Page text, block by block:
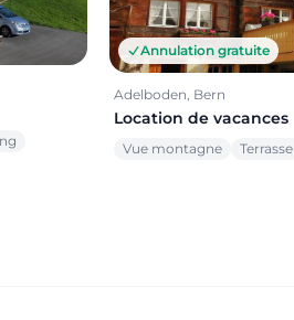
Annulation gratuite
Adelboden, Bern
Location de vacances
Vue montagne Terrasse